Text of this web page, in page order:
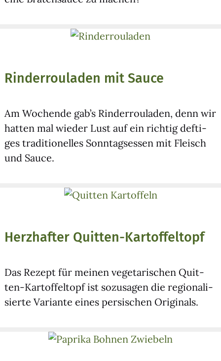
Rinderrouladen mit Sauce
Am Wochen­de gab’s Rin­der­rou­la­den, denn wir
hat­ten mal wie­der Lust auf ein rich­tig def­ti­
ges tra­di­tio­nel­les Sonn­tags­es­sen mit Fleisch
und Sau­ce.
Herzhafter Quitten-Kartoffeltopf
Das Rezept für mei­nen vege­ta­ri­schen Quit­
ten-Kar­tof­fel­topf ist sozu­sa­gen die regio­na­li­
sier­te Vari­an­te eines per­si­schen Ori­gi­nals.